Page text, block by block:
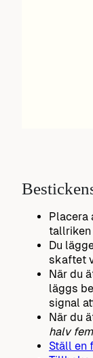
Placera
tallriken
Du
skaftet
När du
läggs
signal
När du
halv
Ställ en